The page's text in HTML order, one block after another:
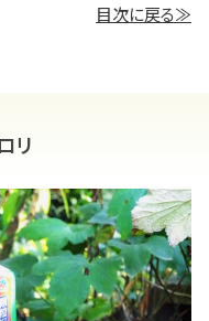
目次に戻る≫
リ